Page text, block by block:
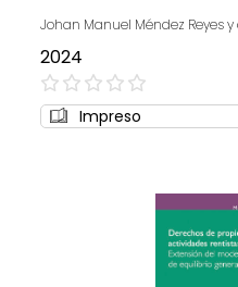
Johan Manuel Méndez Reyes y
2024
0%
Impreso